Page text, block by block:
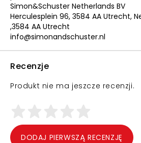
Simon&Schuster Netherlands BV
Herculesplein 96, 3584 AA Utrecht,
,3584 AA Utrecht
info@simonandschuster.nl
Recenzje
Produkt nie ma jeszcze recenzji.
DODAJ PIERWSZĄ RECENZJĘ